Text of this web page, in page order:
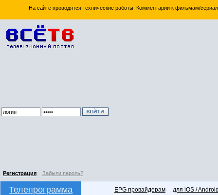
На сайте проводятся технические работы. Комментарии к фильмам/
Регистрация Забыли пароль?
Телепрограмма EPG провайдерам для iOS /